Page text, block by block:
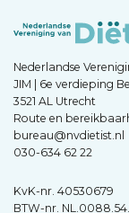
Nederlandse
JIM | 6e verdieping
3521 AL Utrecht
Route en
bureau@nvdietist.nl
030-634 62 22
KvK-nr. 40530679
BTW-nr.